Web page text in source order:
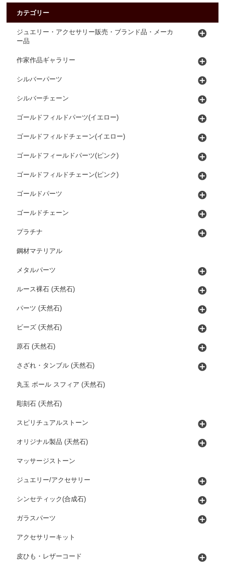
カテゴリー
ジュエリー・アクセサリー販売・ブランド品・メーカ
ー品
作家作品ギャラリー
シルバーパーツ
シルバーチェーン
ゴールドフィルドパーツ(イエロー)
ゴールドフィルドチェーン(イエロー)
ゴールドフィールドパーツ(ピンク)
ゴールドフィルドチェーン(ピンク)
ゴールドパーツ
ゴールドチェーン
プラチナ
鋼材マテリアル
メタルパーツ
ルース裸石 (天然石)
パーツ (天然石)
ビーズ (天然石)
原石 (天然石)
さざれ・タンブル (天然石)
丸玉 ボール スフィア (天然石)
彫刻石 (天然石)
スピリチュアルストーン
オリジナル製品 (天然石)
マッサージストーン
ジュエリー/アクセサリー
シンセティック(合成石)
ガラスパーツ
アクセサリーキット
皮ひも・レザーコード